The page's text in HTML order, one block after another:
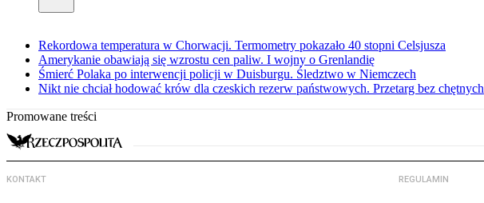
Rekordowa temperatura w Chorwacji. Termometry pokazało 40 stopni Celsjusza
Amerykanie obawiają się wzrostu cen paliw. I wojny o Grenlandię
Śmierć Polaka po interwencji policji w Duisburgu. Śledztwo w Niemczech
Nikt nie chciał hodować krów dla czeskich rezerw państwowych. Przetarg bez chętnych
Promowane treści
KONTAKT REGULAMIN